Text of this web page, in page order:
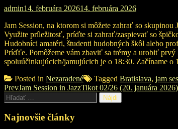
admin14. februára 202614. februára 2026
Jam Session, na ktorom si môžete zahrať so
Využite príležitosť, príďte si zahrať/zaspievať so
Hudobníci amatéri, študenti hudobných škôl alebo
Príďťe. Pomôžeme vám zbaviť sa trémy a urobiť prvý
spoluúčinkujúcich/jamujúcich je o 18:30. Začíname o
Posted in Nezaradené Tagged Bratislava, jam
Post
navigation
PrevJam Session in JazzTikot 02/26 (20. januára 2026)
Hľadať:
Najnovšie články